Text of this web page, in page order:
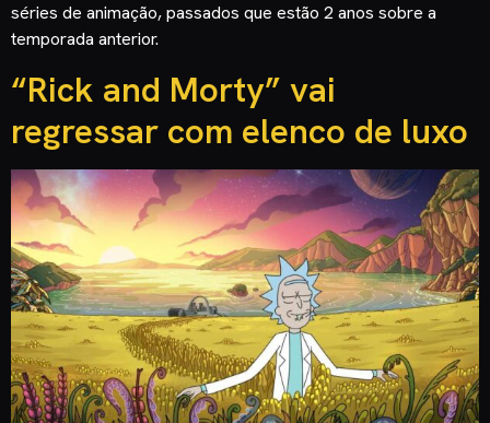
séries de animação, passados que estão 2 anos sobre a
temporada anterior.
“Rick and Morty” vai
regressar com elenco de luxo